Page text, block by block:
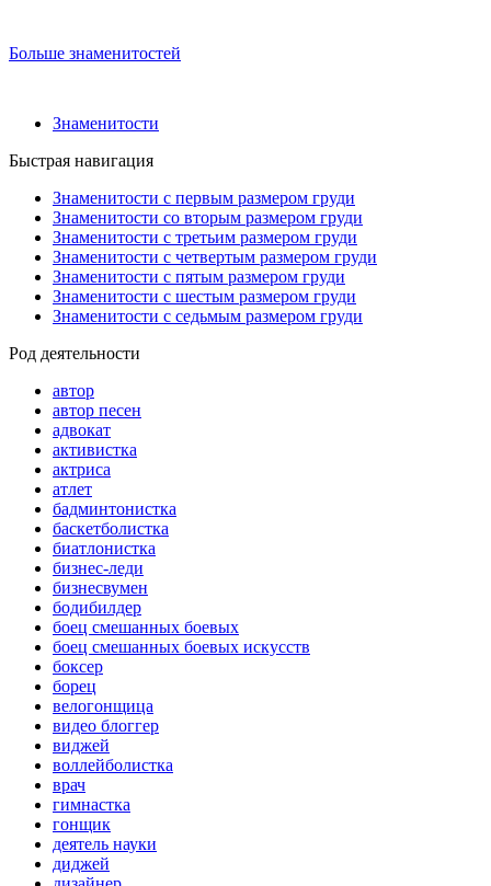
Больше знаменитостей
Знаменитости
Быстрая навигация
Знаменитости с первым размером груди
Знаменитости со вторым размером груди
Знаменитости с третьим размером груди
Знаменитости с четвертым размером груди
Знаменитости с пятым размером груди
Знаменитости с шестым размером груди
Знаменитости с седьмым размером груди
Род деятельности
автор
автор песен
адвокат
активистка
актриса
атлет
бадминтонистка
баскетболистка
биатлонистка
бизнес-леди
бизнесвумен
бодибилдер
боец смешанных боевых
боец смешанных боевых искусств
боксер
борец
велогонщица
видео блоггер
виджей
воллейболистка
врач
гимнастка
гонщик
деятель науки
диджей